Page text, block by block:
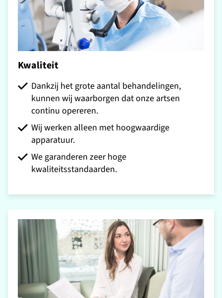
Kwaliteit
Dankzij het grote aantal behandelingen,
kunnen wij waarborgen dat onze artsen
continu opereren.
Wij werken alleen met hoogwaardige
apparatuur.
We garanderen zeer hoge
kwaliteitsstandaarden.